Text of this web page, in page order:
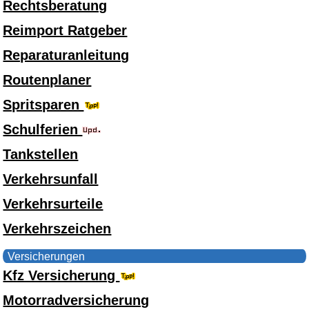
Rechtsberatung
Reimport Ratgeber
Reparaturanleitung
Routenplaner
Spritsparen
Schulferien
Tankstellen
Verkehrsunfall
Verkehrsurteile
Verkehrszeichen
Versicherungen
Kfz Versicherung
Motorradversicherung